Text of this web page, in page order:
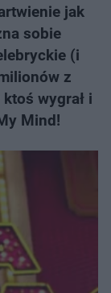
jak
sobie
(i
z
wygrał i
Mind!